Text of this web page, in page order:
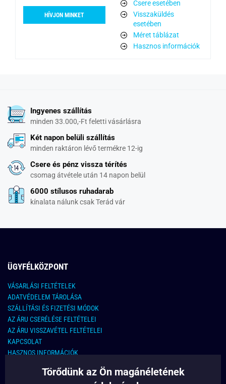
HÍVJON MINKET
Csere esetében
Visszaküldés
esetében
Méret táblázat
Hasznos információk
Ingyenes szállítás
minden 33.000,-Ft feletti vásárlásra
Két napon belüli szállítás
minden raktáron lévő termékre 12-ig
Csere és pénz vissza térítés
csomag átvétele után 14 napon belül
6000 stílusos ruhadarab
kínalata nálunk csak Terád vár
ÜGYFÉLKÖZPONT
VÁSARLÁSI FELTÉTELEK
ADATVÉDELEM TÁROLÁSA
SZÁLLÍTÁSI ÉS FIZETÉSI MÓDOK
AZ ÁRU CSERÉLÉSE FELTÉTELEI
AZ ÁRU VISSZAVÉTEL FELTÉTELEI
KAPCSOLAT
HASZNOS INFORMÁCIÓK
KAPCSOLATTörődünk az Ön magánéletének